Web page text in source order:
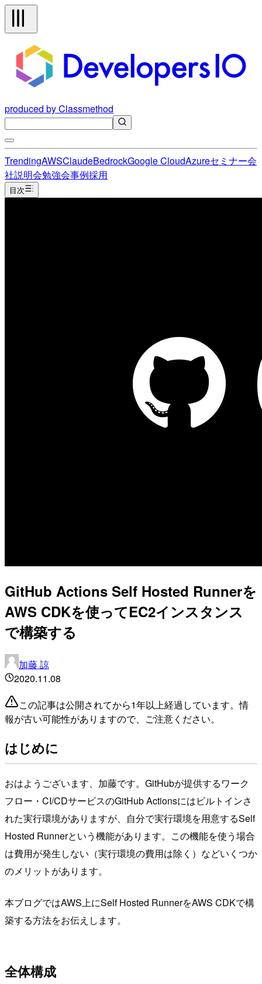
produced by Classmethod
TrendingAWSClaudeBedrockGoogle CloudAzureセミナー会
社説明会勉強会事例採用
目次
GitHub Actions Self Hosted Runnerを
AWS CDKを使ってEC2インスタンス
で構築する
加藤 諒
2020.11.08
この記事は公開されてから1年以上経過しています。情
報が古い可能性がありますので、ご注意ください。
はじめに
おはようございます、加藤です。GitHubが提供するワーク
フロー・CI/CDサービスのGitHub Actionsにはビルトインさ
れた実行環境がありますが、自分で実行環境を用意するSelf
Hosted Runnerという機能があります。この機能を使う場合
は費用が発生しない（実行環境の費用は除く）などいくつか
のメリットがあります。
本ブログではAWS上にSelf Hosted RunnerをAWS CDKで構
築する方法をお伝えします。
全体構成